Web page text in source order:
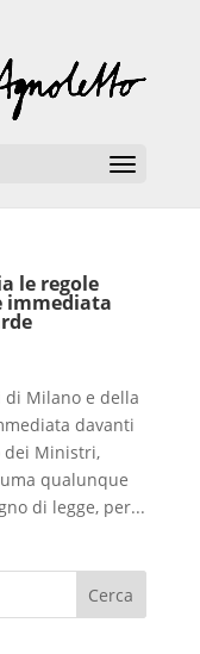
le regole
Milano e della
davanti
dei Ministri,
qualunque
di legge, per...